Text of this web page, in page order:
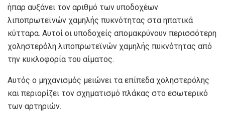
ήπαρ αυξάνει τον αριθμό των υποδοχέων
λιποπρωτεϊνών χαμηλής πυκνότητας στα ηπατικά
κύτταρα. Αυτοί οι υποδοχείς απομακρύνουν περισσότερη
χοληστερόλη λιποπρωτεϊνών χαμηλής πυκνότητας από
την κυκλοφορία του αίματος.
Αυτός ο μηχανισμός μειώνει τα επίπεδα χοληστερόλης
και περιορίζει τον σχηματισμό πλάκας στο εσωτερικό
των αρτηριών.